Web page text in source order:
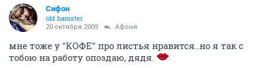
Сифон
old hamster
20 октября 2009 Aфоня
мне тоже у "КОФЕ" про листья нравится..но я так с
тобою на работу опоздаю, дядя.